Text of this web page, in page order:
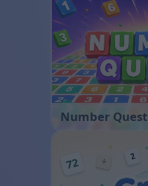
Number Quest